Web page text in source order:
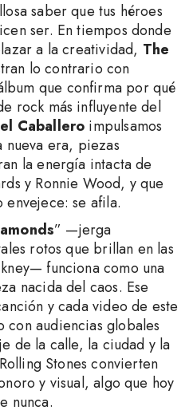
saber que tus héroes
ser. En tiempos donde
a la creatividad, The
lo contrario con
que confirma por qué
rock más influyente del
Caballero impulsamos
nueva era, piezas
la energía intacta de
y Ronnie Wood, y que
se afila.
” —jerga
rotos que brillan en las
funciona como una
nacida del caos. Ese
y cada video de este
con audiencias globales
de la calle, la ciudad y la
Stones convierten
y visual, algo que hoy
nunca.